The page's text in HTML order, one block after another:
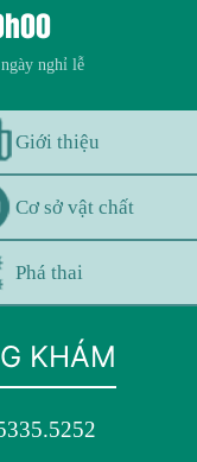
nghỉ lễ
Giới thiệu
Cơ sở vật chất
Phá thai
KHÁM